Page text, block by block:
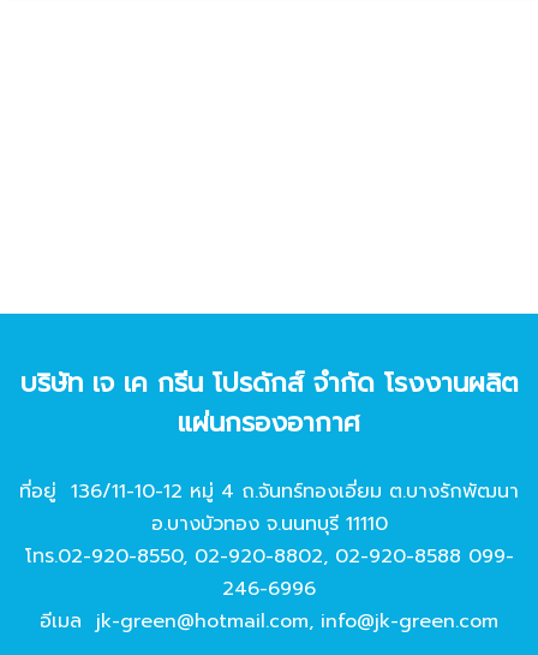
บริษัท เจ เค กรีน โปรดักส์ จํากัด โรงงานผลิต
แผ่นกรองอากาศ
ที่อยู่ 136/11-10-12 หมู่ 4 ถ.จันทร์ทองเอี่ยม ต.บางรักพัฒนา
อ.บางบัวทอง จ.นนทบุรี 11110
โทร.02-920-8550, 02-920-8802, 02-920-8588 099-
246-6996
อีเมล jk-green@hotmail.com, info@jk-green.com